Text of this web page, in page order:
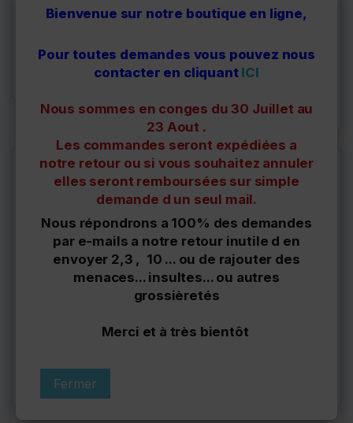
7030.18*10
8,90 €
Délais à confirmer
7030.16*10
Peugeot
13,90 €
ouvrable
Derniers articles en
PACK
7030.16+7030.18*10
Lot vis avec Clips de
moteur...
Bienvenue sur notre boutique en ligne,
Pour toutes demandes vous pouvez nous
contacter en cliquant ICI
Nous sommes en conges du 30 Juillet au
23 Aout .
Les commandes seront expédiées a
notre retour ou si vous souhaitez annuler
elles seront remboursées sur simple
demande d un seul mail.
Nous répondrons a 100% des demandes
par e-mails a notre retour inutile d en
envoyer 2,3 , 10 ... ou de rajouter des
menaces... insultes... ou autres
grossièretés
Merci et à très bientôt
Fermer